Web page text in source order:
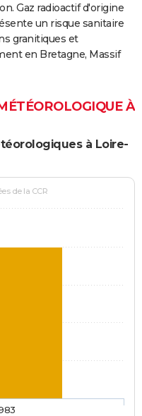
Gaz radioactif d'origine
un risque sanitaire
granitiques et
en Bretagne, Massif
À
à Loire-
de la CCR